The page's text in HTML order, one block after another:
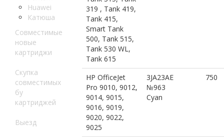
Huawei
Катюша
Совместимые
новые
картриджи
Скупка
совместимых
бу
картриджей
Выезд
319 , Tank 419,
Tank 415,
Smart Tank
500, Tank 515,
Tank 530 WL,
Tank 615
HP OfficeJet
Pro 9010, 9012,
9014, 9015,
9016, 9019,
9020, 9022,
9025
3JA23AE
№963
Cyan
750